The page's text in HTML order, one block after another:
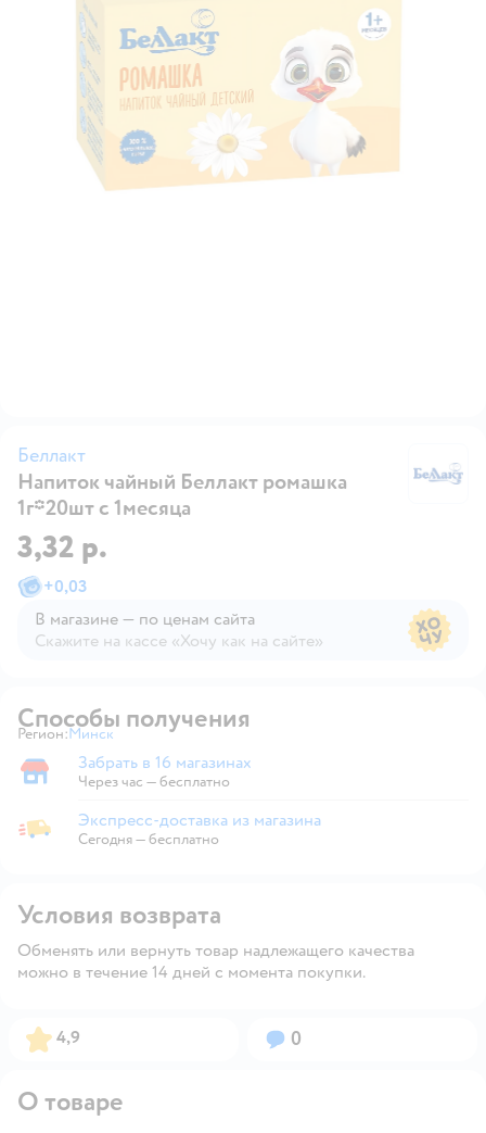
Беллакт
Напиток чайный Беллакт ромашка
1г*20шт с 1месяца
3,32 р.
+0,03
В магазине — по ценам сайта
Скажите на кассе «Хочу как на сайте»
Способы получения
Регион: Выбор адреса доставки.
Минск
Забрать в магазине
Забрать в 16 магазинах
Через час — бесплатно
Экспресс-доставка из магазина
Экспресс-доставка из магазина
Сегодня—бесплатно
Условия возврата
Обменять или вернуть товар надлежащего качества
можно в течение 14 дней с момента покупки.
Рейтинг:
4,9 Вопросов:
0
О товаре